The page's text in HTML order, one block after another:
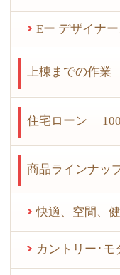
Eー デザイナ
上棟までの作業
住宅ローン 100
商品ラインナッ
快適、空間、
カントリー･モ